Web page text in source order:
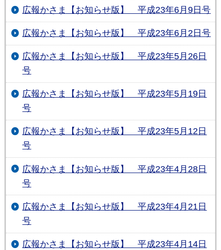
広報かさま【お知らせ版】 平成23年6月9日号
広報かさま【お知らせ版】 平成23年6月2日号
広報かさま【お知らせ版】 平成23年5月26日
号
広報かさま【お知らせ版】 平成23年5月19日
号
広報かさま【お知らせ版】 平成23年5月12日
号
広報かさま【お知らせ版】 平成23年4月28日
号
広報かさま【お知らせ版】 平成23年4月21日
号
広報かさま【お知らせ版】 平成23年4月14日